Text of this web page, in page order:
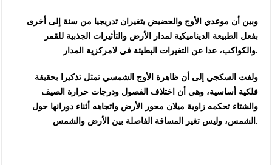
وبين أن موعدي الأوج والحضيض يتغيران تدريجيا من سنة إلى أخرى
بفعل الطبيعة الديناميكية لمدار الأرض والتأثيرات الجذبية للقمر
والكواكب، عدا عن التغيرات البطيئة في لامركزية المدار.
ولفت السكجي إلى أن ظاهرة الأوج الشمسي تمثل تذكيرا بحقيقة
فلكية أساسية، وهي أن اختلاف الفصول ودرجات حرارة الصيف
والشتاء تحكمه زاوية ميلان محور الأرض واتجاهه أثناء دورانها حول
الشمس، وليس تغير المسافة الفاصلة بين الأرض والشمس.